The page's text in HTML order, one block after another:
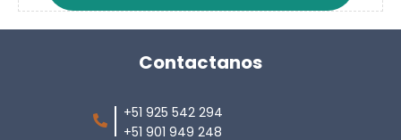
Contactanos
+51 925 542 294
+51 901 949 248